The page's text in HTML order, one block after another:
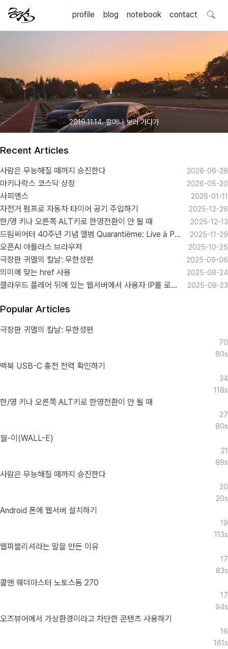
profile blog notebook contact
search
2019.11.14. 할머니 보러 가다가
Recent Articles
사람은 무능해질 때까지 승진한다 2026-06-28
마키나락스 코스닥 상장 2026-05-20
사피엔스 2026-01-11
자전거 펌프로 자동차 타이어 공기 주입하기 2025-12-26
한/영 키나 오른쪽 ALT키로 한영전환이 안 될 때 2025-12-13
드림씨어터 40주년 기념 앨범 Quarantième: Live à Paris 2025-11-29
오픈AI 아틀라스 브라우저 2025-10-25
극장판 귀멸의 칼날: 무한성편 2025-09-06
의미에 맞는 href 사용 2025-08-24
클라우드 플레어 뒤에 있는 웹서버에서 사용자 IP를 로그로 남기기 2025-08-23
Popular Articles
극장판 귀멸의 칼날: 무한성편
70
80s
맥북 USB-C 충전 전력 확인하기
34
118s
한/영 키나 오른쪽 ALT키로 한영전환이 안 될 때
27
80s
월-이(WALL-E)
21
89s
사람은 무능해질 때까지 승진한다
20
20s
Android 폰에 웹서버 설치하기
19
113s
웹퍼블리셔라는 말을 만든 이유
17
83s
콜맨 웨더마스터 노토스돔 270
17
94s
오즈뷰어에서 가상환경이라고 차단한 콘텐츠 사용하기
16
161s